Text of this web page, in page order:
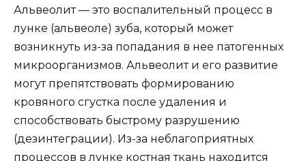
Альвеолит — это воспалительный процесс в
лунке (альвеоле) зуба, который может
возникнуть из-за попадания в нее патогенных
микроорганизмов. Альвеолит и его развитие
могут препятствовать формированию
кровяного сгустка после удаления и
способствовать быстрому разрушению
(дезинтеграции). Из-за неблагоприятных
процессов в лунке костная ткань находится